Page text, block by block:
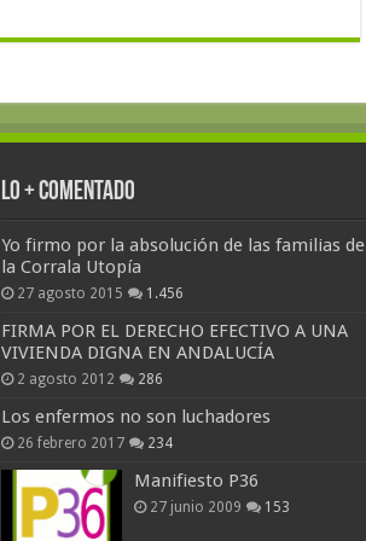
Lo + Comentado
Yo firmo por la absolución de las familias de
la Corrala Utopía
27 agosto 2015 1.456
FIRMA POR EL DERECHO EFECTIVO A UNA
VIVIENDA DIGNA EN ANDALUCÍA
2 agosto 2012 286
Los enfermos no son luchadores
26 febrero 2017 234
Manifiesto P36
27 junio 2009 153